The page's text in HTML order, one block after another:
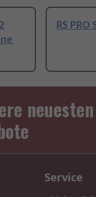
RS
neuesten
Service